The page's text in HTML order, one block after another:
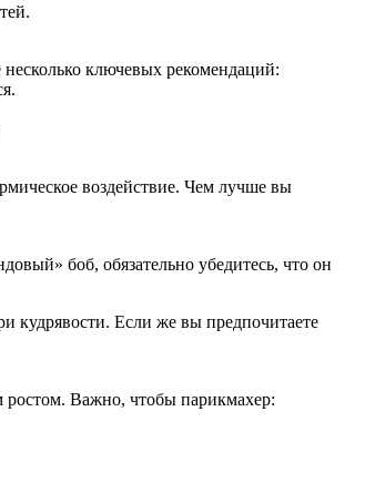
ключевых рекомендаций:
воздействие. Чем лучше вы
боб, обязательно убедитесь, что он
кудрявости. Если же вы предпочитаете
ростом. Важно, чтобы парикмахер: